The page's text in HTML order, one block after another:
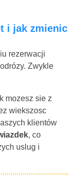
rezerwacji
Zwykle
mozesz sie z
wiekszosc
klientów
, co
uslug i